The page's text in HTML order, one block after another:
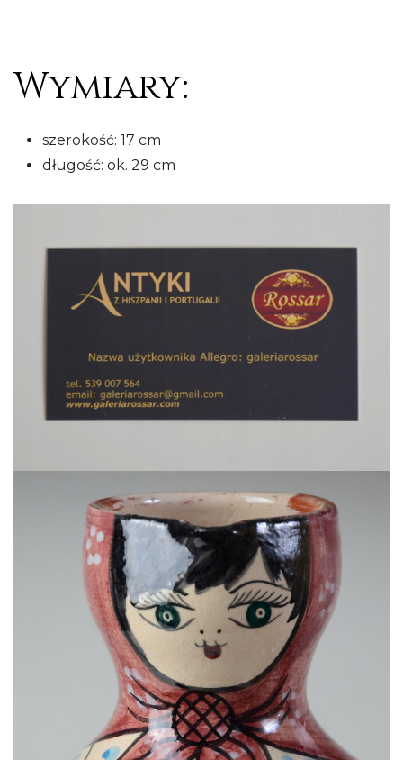
Wymiary:
szerokość: 17 cm
długość: ok. 29 cm